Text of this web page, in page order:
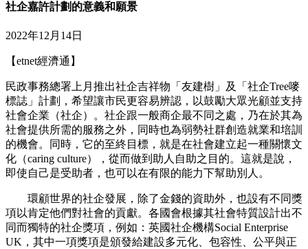
社企嘉許計劃的意義和願景
2022年12月14日
【etnet經濟通】
民政事務總署上月推出社企吉祥物「友建樹」及「社企Tree嘜
標誌」計劃，希望讓市民更容易辨認，以鼓勵大眾光顧並支持
社會企業（社企）。社企跟一般商企最不同之處，乃在於其為
社會提供所需的服務之外，同時也為弱勢社群創造就業和培訓
的機會。同時，它的至終目標，就是在社會建立起一種關懷文
化（caring culture），從而做到助人自助之目的。這就是說，
即使自己是受助者，也可以在有限的能力下幫助別人。
環顧世界的社企發展，除了金錢的資助外，也設有不同獎
項以肯定他們對社會的貢獻。各國會根據其社會特質設計出不
同而獨特的社企獎項，例如：英國社企機構Social Enterprise
UK，其中一項獎項是頒發給建設多元化、包容性、公平與正